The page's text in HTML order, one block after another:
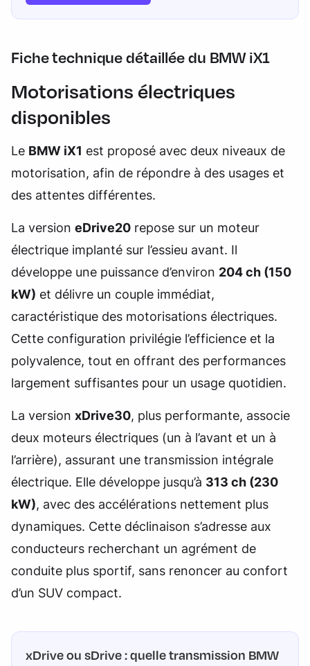
Fiche technique détaillée du BMW iX1
Motorisations électriques
disponibles
Le BMW iX1 est proposé avec deux niveaux de
motorisation, afin de répondre à des usages et
des attentes différentes.
La version eDrive20 repose sur un moteur
électrique implanté sur l’essieu avant. Il
développe une puissance d’environ 204 ch (150
kW) et délivre un couple immédiat,
caractéristique des motorisations électriques.
Cette configuration privilégie l’efficience et la
polyvalence, tout en offrant des performances
largement suffisantes pour un usage quotidien.
La version xDrive30, plus performante, associe
deux moteurs électriques (un à l’avant et un à
l’arrière), assurant une transmission intégrale
électrique. Elle développe jusqu’à 313 ch (230
kW), avec des accélérations nettement plus
dynamiques. Cette déclinaison s’adresse aux
conducteurs recherchant un agrément de
conduite plus sportif, sans renoncer au confort
d’un SUV compact.
xDrive ou sDrive : quelle transmission BMW